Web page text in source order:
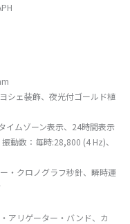
シェ装飾、夜光付ゴールド植
イムゾーン表示、24時間表示
動数：毎時:28,800 (4 Hz)、
・クロノグラフ秒針、瞬時運
アリゲーター・バンド、カ